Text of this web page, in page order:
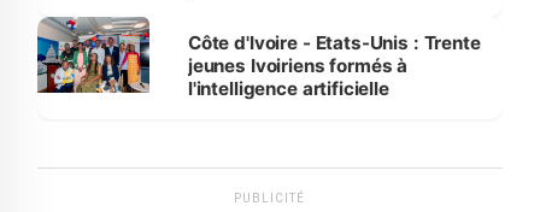
Côte d'Ivoire - Etats-Unis : Trente
jeunes Ivoiriens formés à
l'intelligence artificielle
PUBLICITÉ